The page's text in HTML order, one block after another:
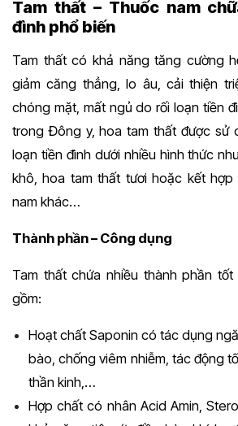
Tam thất – Thuốc nam
đình phổ biến
Tam thất có khả năng tăng cường
giảm căng thẳng, lo âu, cải thiện
chóng mặt, mất ngủ do rối loạn tiền
trong Đông y, hoa tam thất được sử
loạn tiền đình dưới nhiều hình thức
khô, hoa tam thất tươi hoặc kết
nam khác…
Thành phần – Công dụng
Tam thất chứa nhiều thành phần
gồm:
Hoạt chất Saponin có tác dụng
bào, chống viêm nhiễm, tác động
thần kinh,…
Hợp chất có nhân Acid Amin,